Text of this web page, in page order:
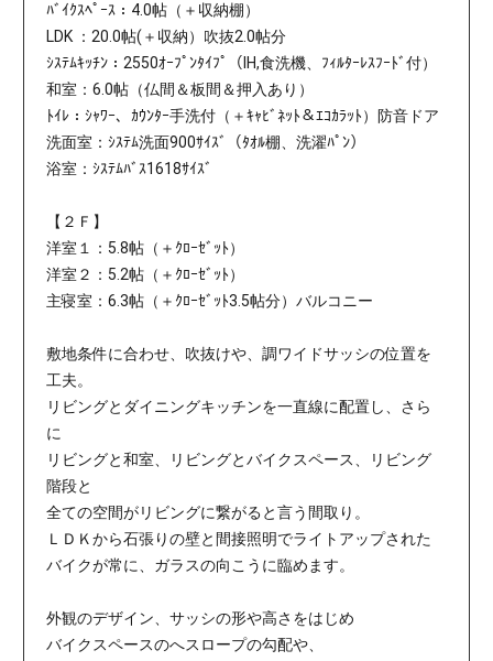
ﾊﾞｲｸｽﾍﾟｰｽ：4.0帖（＋収納棚）
LDK ：20.0帖(＋収納）吹抜2.0帖分
ｼｽﾃﾑｷｯﾁﾝ：2550ｵｰﾌﾟﾝﾀｲﾌﾟ（IH,食洗機、ﾌｨﾙﾀｰﾚｽﾌｰﾄﾞ付）
和室：6.0帖（仏間＆板間＆押入あり）
ﾄｲﾚ：ｼｬﾜｰ、ｶｳﾝﾀｰ手洗付（＋ｷｬﾋﾞﾈｯﾄ＆ｴｺｶﾗｯﾄ）防音ドア
洗面室：ｼｽﾃﾑ洗面900ｻｲｽﾞ（ﾀｵﾙ棚、洗濯ﾊﾟﾝ）
浴室：ｼｽﾃﾑﾊﾞｽ1618ｻｲｽﾞ
【２Ｆ】
洋室１：5.8帖（＋ｸﾛｰｾﾞｯﾄ）
洋室２：5.2帖（＋ｸﾛｰｾﾞｯﾄ）
主寝室：6.3帖（＋ｸﾛｰｾﾞｯﾄ3.5帖分）バルコニー
敷地条件に合わせ、吹抜けや、調ワイドサッシの位置を
工夫。
リビングとダイニングキッチンを一直線に配置し、さら
に
リビングと和室、リビングとバイクスペース、リビング
階段と
全ての空間がリビングに繋がると言う間取り。
ＬＤＫから石張りの壁と間接照明でライトアップされた
バイクが常に、ガラスの向こうに臨めます。
外観のデザイン、サッシの形や高さをはじめ
バイクスペースのへスロープの勾配や、